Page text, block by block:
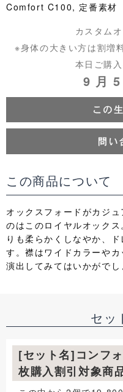
Comfort C100, 定番素材
カスタム
※身体の大きい方は割増
本日ご購
9 月
この商品について
オックスフォードがカジ
のはこのロイヤルオック
りも柔らかくしなやか、
す。襟はワイドカラーや
演出してみてはいかがでし
セッ
[セット名]コンフ
枚購入割引対象商